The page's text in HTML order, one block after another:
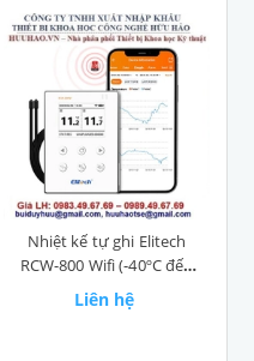
Nhiệt kế tự ghi Elitech
RCW-800 Wifi (-40ºC đến
80ºC)
Liên hệ